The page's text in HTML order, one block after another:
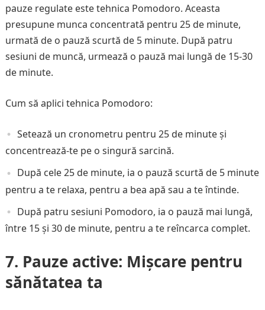
pauze regulate este tehnica Pomodoro. Aceasta
presupune munca concentrată pentru 25 de minute,
urmată de o pauză scurtă de 5 minute. După patru
sesiuni de muncă, urmează o pauză mai lungă de 15-30
de minute.
Cum să aplici tehnica Pomodoro:
Setează un cronometru pentru 25 de minute și
concentrează-te pe o singură sarcină.
După cele 25 de minute, ia o pauză scurtă de 5 minute
pentru a te relaxa, pentru a bea apă sau a te întinde.
După patru sesiuni Pomodoro, ia o pauză mai lungă,
între 15 și 30 de minute, pentru a te reîncarca complet.
7. Pauze active: Mișcare pentru
sănătatea ta